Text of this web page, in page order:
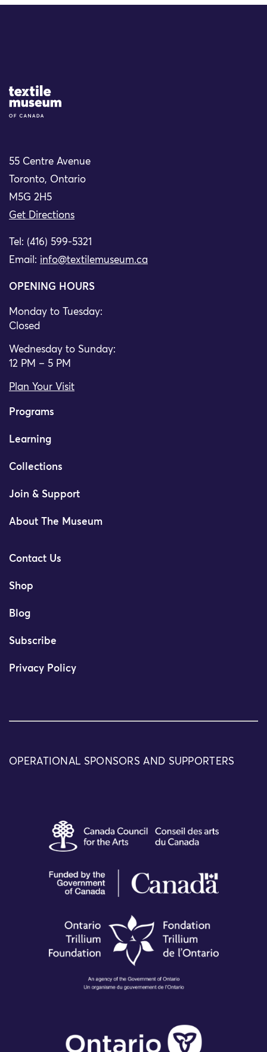
Site Logo
55 Centre Avenue
Toronto, Ontario
M5G 2H5
Get Directions
Tel: (416) 599-5321
Email: info@textilemuseum.ca
OPENING HOURS
Monday to Tuesday:
Closed
Wednesday to Sunday:
12 PM – 5 PM
Plan Your Visit
Programs
Learning
Collections
Join & Support
About The Museum
Contact Us
Shop
Blog
Subscribe
Privacy Policy
OPERATIONAL SPONSORS AND SUPPORTERS